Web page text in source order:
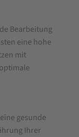
Bearbeitung
eine hohe
mit
gesunde
Ihrer